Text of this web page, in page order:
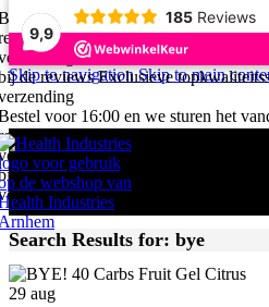
9,9
185 Reviews
Skip to navigationSkip to main
voor 16:00 en we sturen het
Exclusieve
Bestel voor 16:00 en we
de reviewsExclusieve
voor 16:00 en we sturen het
Exclusieve
Bestel voor 16:00 en we
de reviewsExclusieve
Search Results for: bye
29 aug